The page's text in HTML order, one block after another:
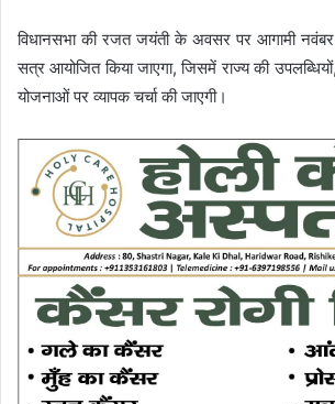
विधानसभा की रजत जयंती के अवसर पर आगामी नवंबर
सत्र आयोजित किया जाएगा, जिसमें राज्य की
योजनाओं पर व्यापक चर्चा की जाएगी।